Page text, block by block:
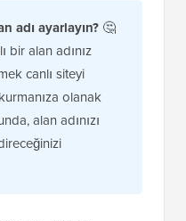
adı ayarlayın? 🤔
bir alan adınız
canlı siteyi
olanak
alan adınızı